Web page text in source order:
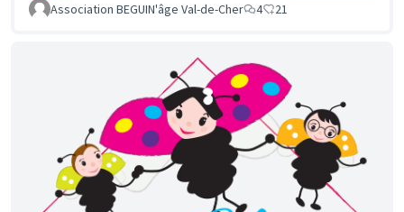
Association BEGUIN'âge Val-de-Cher
4 21